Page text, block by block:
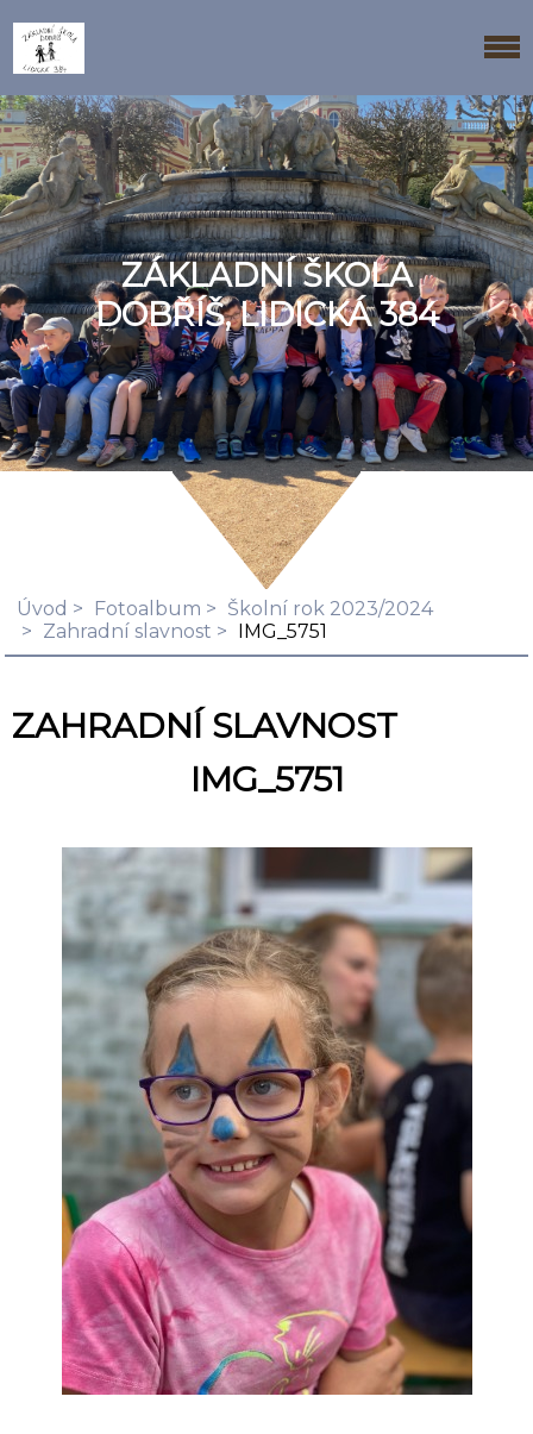
ZÁKLADNÍ ŠKOLA
DOBŘÍŠ, LIDICKÁ 384
Úvod Fotoalbum
Školní rok 2023/2024
Zahradní slavnost
IMG_5751
ZAHRADNÍ SLAVNOST
IMG_5751